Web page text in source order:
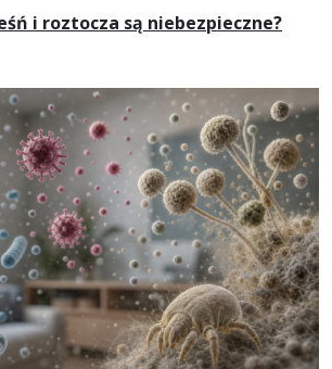
i roztocza są niebezpieczne?